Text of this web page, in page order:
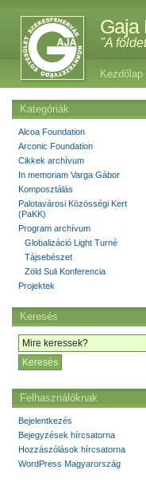
Gaja
"A
Kezdőlap
Kategóriák
Alcoa Foundation
Arconic Foundation
Cikkek archívum
In memoriam Varga Gábor
Komposztálás
Palotavárosi Közösségi Kert
(PaKK)
Program archívum
Globalizáció Light Turné
Tájsebészet
Zöld Suli Konferencia
Projektek
Keresés
Felhasználóknak
Bejelentkezés
Bejegyzések hírcsatorna
Hozzászólások hírcsatorna
WordPress Magyarország